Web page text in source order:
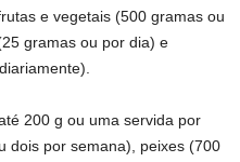
e vegetais (500 gramas ou
gramas ou por dia) e
200 g ou uma servida por
dois por semana), peixes (700